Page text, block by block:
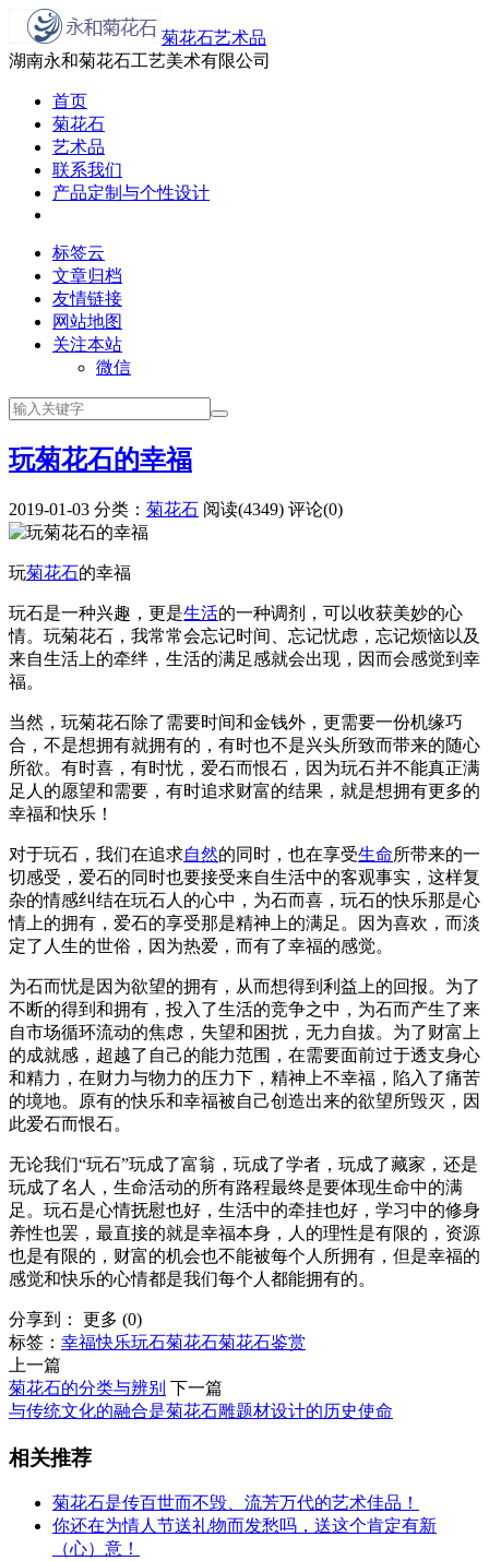
菊花石艺术品
湖南永和菊花石工艺美术有限公司
首页
菊花石
艺术品
联系我们
产品定制与个性设计
标签云
文章归档
友情链接
网站地图
关注本站
微信
玩菊花石的幸福
2019-01-03 分类： 菊花石 阅读(4349) 评论(0)
玩菊花石的幸福
玩石是一种兴趣，更是生活的一种调剂，可以收获美妙的心
情。玩菊花石，我常常会忘记时间、忘记忧虑，忘记烦恼以及
来自生活上的牵绊，生活的满足感就会出现，因而会感觉到幸
福。
当然，玩菊花石除了需要时间和金钱外，更需要一份机缘巧
合，不是想拥有就拥有的，有时也不是兴头所致而带来的随心
所欲。有时喜，有时忧，爱石而恨石，因为玩石并不能真正满
足人的愿望和需要，有时追求财富的结果，就是想拥有更多的
幸福和快乐！
对于玩石，我们在追求自然的同时，也在享受生命所带来的一
切感受，爱石的同时也要接受来自生活中的客观事实，这样复
杂的情感纠结在玩石人的心中，为石而喜，玩石的快乐那是心
情上的拥有，爱石的享受那是精神上的满足。因为喜欢，而淡
定了人生的世俗，因为热爱，而有了幸福的感觉。
为石而忧是因为欲望的拥有，从而想得到利益上的回报。为了
不断的得到和拥有，投入了生活的竞争之中，为石而产生了来
自市场循环流动的焦虑，失望和困扰，无力自拔。为了财富上
的成就感，超越了自己的能力范围，在需要面前过于透支身心
和精力，在财力与物力的压力下，精神上不幸福，陷入了痛苦
的境地。原有的快乐和幸福被自己创造出来的欲望所毁灭，因
此爱石而恨石。
无论我们“玩石”玩成了富翁，玩成了学者，玩成了藏家，还是
玩成了名人，生命活动的所有路程最终是要体现生命中的满
足。玩石是心情抚慰也好，生活中的牵挂也好，学习中的修身
养性也罢，最直接的就是幸福本身，人的理性是有限的，资源
也是有限的，财富的机会也不能被每个人所拥有，但是幸福的
感觉和快乐的心情都是我们每个人都能拥有的。
分享到： 更多 (0)
标签： 幸福快乐玩石菊花石菊花石鉴赏
上一篇
菊花石的分类与辨别 下一篇
与传统文化的融合是菊花石雕题材设计的历史使命
相关推荐
菊花石是传百世而不毁、流芳万代的艺术佳品！
你还在为情人节送礼物而发愁吗，送这个肯定有新
（心）意！